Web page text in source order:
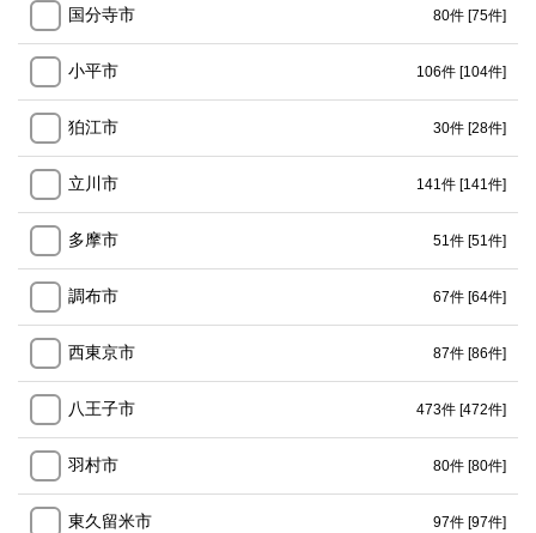
国分寺市 80件 [75件]
小平市 106件 [104件]
狛江市 30件 [28件]
立川市 141件 [141件]
多摩市 51件 [51件]
調布市 67件 [64件]
西東京市 87件 [86件]
八王子市 473件 [472件]
羽村市 80件 [80件]
東久留米市 97件 [97件]